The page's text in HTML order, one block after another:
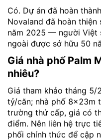
Có. Dự án đã hoàn
Novaland đã hoàn
năm 2025 — người Việt
ngoài được sở hữu 50
Giá nhà phố Palm
nhiêu?
Giá tham khảo tháng
tỷ/căn; nhà phố 8×23m
trường thứ cấp, giá có
điểm. Nên liên hệ trực
phối chính thức để cập